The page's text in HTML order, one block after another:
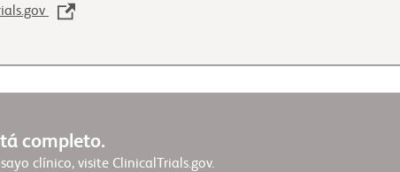
completo.
clínico, visite ClinicalTrials.gov.